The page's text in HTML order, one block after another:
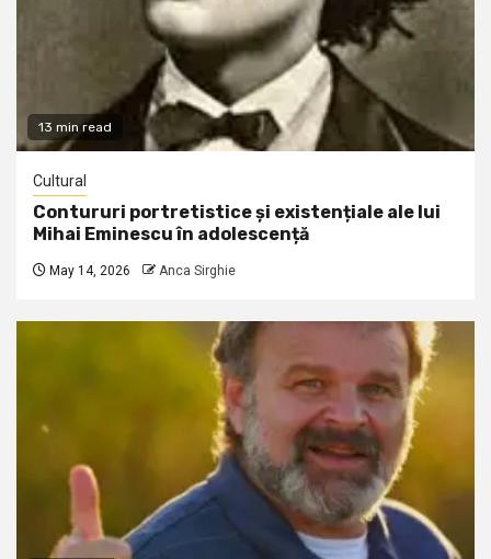
13 min read
Cultural
Contururi portretistice și existențiale ale lui
Mihai Eminescu în adolescență
May 14, 2026 Anca Sirghie